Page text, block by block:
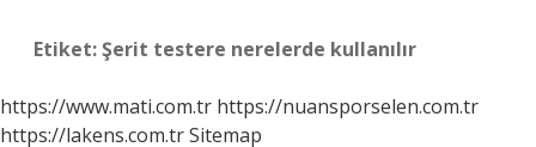
Etiket:Şerit testere nerelerde kullanılır
https://www.mati.com.tr https://nuansporselen.com.tr
https://lakens.com.trSitemap